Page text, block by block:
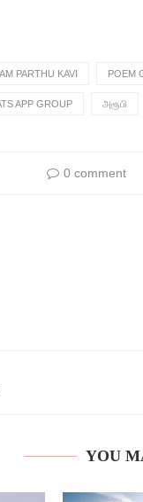
PARTHU KAVI POEM
APP GROUP அரூபி
0 comment
YOU